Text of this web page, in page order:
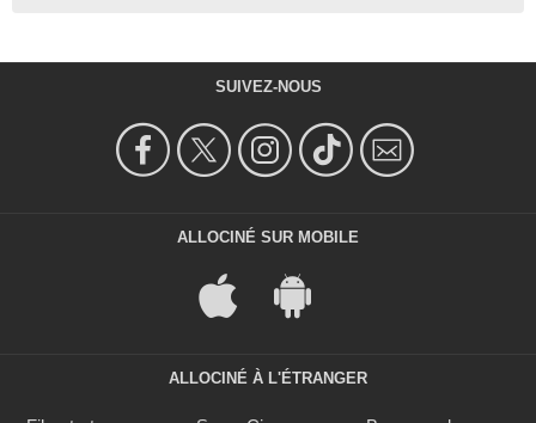
SUIVEZ-NOUS
ALLOCINÉ SUR MOBILE
ALLOCINÉ À L'ÉTRANGER